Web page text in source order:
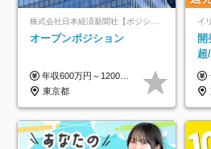
株式会社日本経済新聞社【ポジションマッチ登録】
オープンポジション
年収600万円～1200万円 ※上記年収は、想定年収です。住居費補助、子手当などの各種手当を含む金額です。 ※経験・能力等を考慮の上、当社規定により決定します。
東京都
イ
超
約
★平均
東